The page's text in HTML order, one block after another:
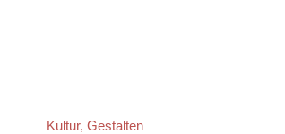
Kultur, Gestalten